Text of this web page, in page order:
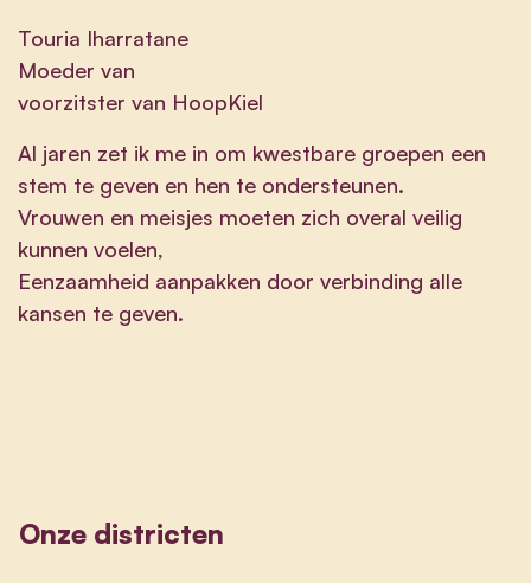
Touria Iharratane
Moeder van
voorzitster van HoopKiel
Al jaren zet ik me in om kwestbare groepen een
stem te geven en hen te ondersteunen.
Vrouwen en meisjes moeten zich overal veilig
kunnen voelen,
Eenzaamheid aanpakken door verbinding alle
kansen te geven.
Onze districten